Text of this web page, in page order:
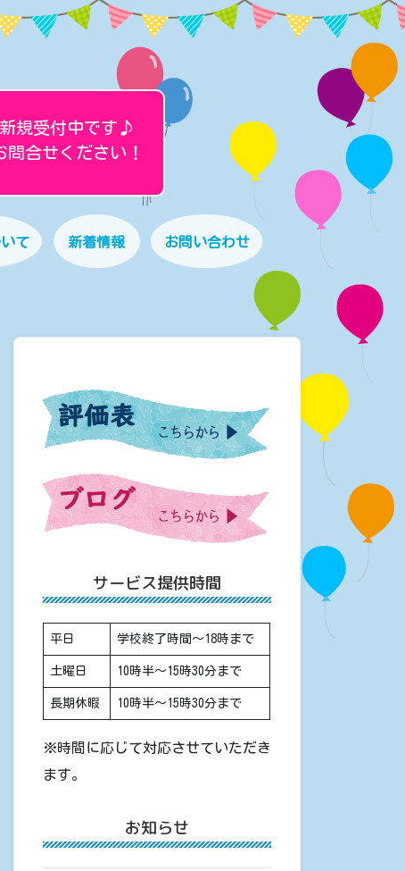
て 新着情報 お問い合わせ
新規受付中です♪
問合せください！
サービス提供時間
平日 学校終了時間〜18時まで
土曜日 10時半〜15時30分まで
長期休暇 10時半〜15時30分まで
※時間に応じて対応させていただき
ます。
お知らせ